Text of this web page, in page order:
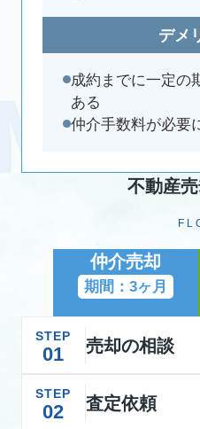
デメ
成約までに一定の
ある
仲介手数料が必要
不動産
仲介売却
期間：3ヶ月
STEP
01 売却の相談
STEP
02 査定依頼